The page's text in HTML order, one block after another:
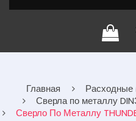
Главная Расходные
Сверла по металлу
Сверло По Металлу